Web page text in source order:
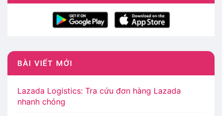
BÀI VIẾT MỚI
Lazada Logistics: Tra cứu đơn hàng Lazada
nhanh chóng